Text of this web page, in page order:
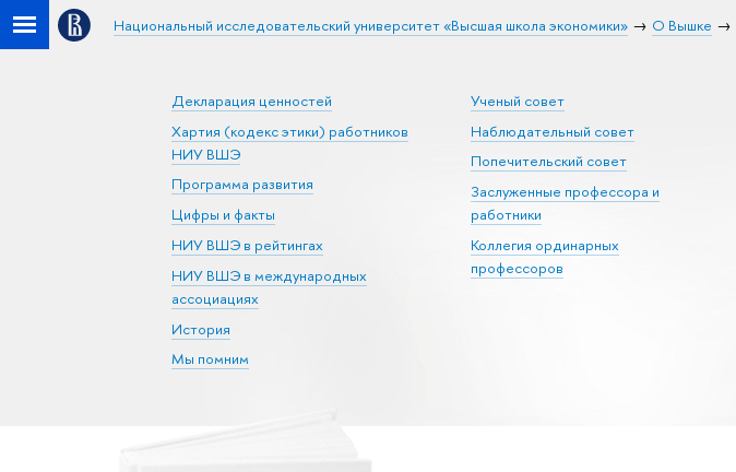
Национальный исследовательский университет «Высшая школа экономики» О Вышке
Декларация ценностей
Хартия (кодекс этики) работников
НИУ ВШЭ
Программа развития
Цифры и факты
НИУ ВШЭ в рейтингах
НИУ ВШЭ в международных
ассоциациях
История
Мы помним
Ученый совет
Наблюдательный совет
Попечительский совет
Заслуженные профессора и
работники
Коллегия ординарных
профессоров